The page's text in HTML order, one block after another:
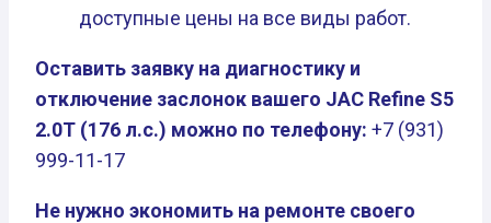
доступные цены на все виды работ.
Оставить заявку на диагностику и
отключение заслонок вашего JAC Refine S5
2.0T (176 л.с.) можно по телефону: +7 (931)
999-11-17
Не нужно экономить на ремонте своего